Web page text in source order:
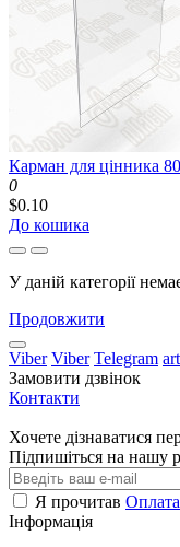
Карман для цінника
0
$0.10
До кошика
У даній категорії
Продовжити
Viber Viber Telegram
Замовити дзвінок
Контакти
Хочете дізнаватися
Підпишіться на нашу
Я прочитав Оплата
Інформація